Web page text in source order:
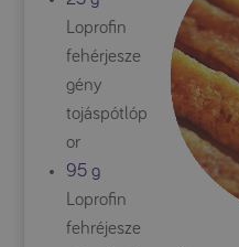
Loprofin
fehérjesze
gény
tojáspótlóp
or
95 g
Loprofin
fehréjesze